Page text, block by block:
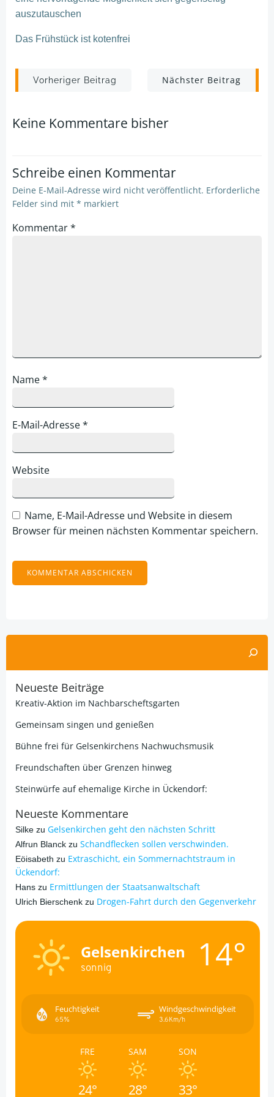
auszutauschen
Das Frühstück ist kotenfrei
Post
navigation
Vorheriger Beitrag
Post
navigation
Nächster Beitrag
Keine Kommentare bisher
Schreibe einen Kommentar
Deine E-Mail-Adresse wird nicht veröffentlicht. Erforderliche
Felder sind mit * markiert
Kommentar*
Name*
E-Mail-Adresse*
Website
Name, E-Mail-Adresse und Website in diesem
Browser für meinen nächsten Kommentar speichern.
Neueste Beiträge
Kreativ-Aktion im Nachbarscheftsgarten
Gemeinsam singen und genießen
Bühne frei für Gelsenkirchens Nachwuchsmusik
Freundschaften über Grenzen hinweg
Steinwürfe auf ehemalige Kirche in Ückendorf:
Neueste Kommentare
Silke zu Gelsenkirchen geht den nächsten Schritt
Alfrun Blanck zu Schandflecken sollen verschwinden.
Eöisabeth zu Extraschicht, ein Sommernachtstraum in
Ückendorf:
Hans zu Ermittlungen der Staatsanwaltschaft
Ulrich Bierschenk zu Drogen-Fahrt durch den Gegenverkehr
Gelsenkirchen
sonnig 14°
Feuchtigkeit
65%
Windgeschwindigkeit
3.6Km/h
FRE
24°
SAM
28°
SON
33°